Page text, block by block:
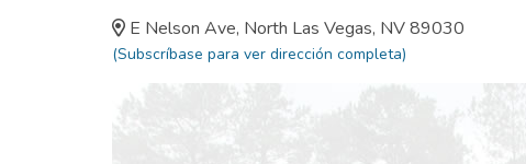
E Nelson Ave, North Las Vegas, NV 89030
(Subscríbase para ver dirección completa)